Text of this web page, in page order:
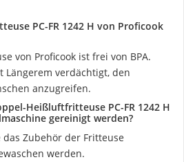
PC-FR 1242 H von Proficook
von Proficook ist frei von BPA.
Längerem verdächtigt, den
anzugreifen.
Heißluftfritteuse PC-FR 1242 H
gereinigt werden?
Zubehör der Fritteuse
werden.